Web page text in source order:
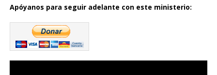
Apóyanos para seguir adelante con este ministerio: